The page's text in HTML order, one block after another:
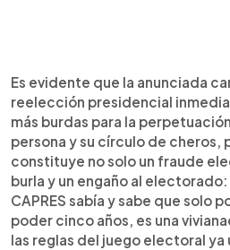
Es evidente que la anunciada
reelección presidencial
más burdas para la
persona y su círculo de cheros,
constituye no solo un fraude
burla y un engaño al
CAPRES sabía y sabe que solo
poder cinco años, es una
las reglas del juego electoral ya